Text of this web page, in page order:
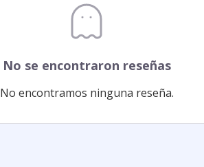
No se encontraron reseñas
No encontramos ninguna reseña.